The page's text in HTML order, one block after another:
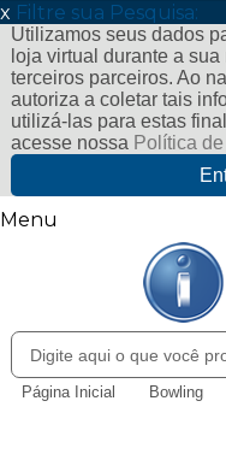
x Filtre sua Pesquisa:
Utilizamos seus dados
loja virtual durante a
terceiros parceiros. Ao
autoriza a coletar tais
utilizá-las para estas
acesse nossa Política
Menu
Página Inicial Bowling